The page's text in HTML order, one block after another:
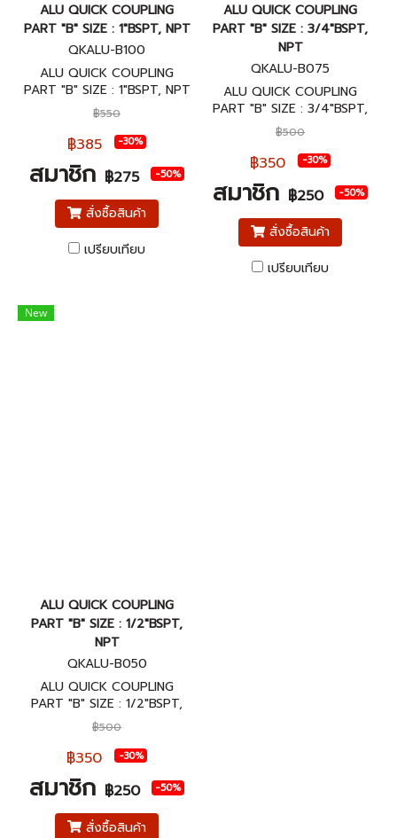
ALU QUICK COUPLING
PART "B" SIZE : 1"BSPT, NPT
QKALU-B100
ALU QUICK COUPLING
PART "B" SIZE : 1"BSPT, NPT
ข้อต่อสวมเร็วอลูมิเนียม พาส B
ขนาด 1"BSPT, NPT
฿550
฿385 -30%
สมาชิก ฿275 -50%
สั่งซื้อสินค้า
เปรียบเทียบ
ALU QUICK COUPLING
PART "B" SIZE : 3/4"BSPT,
NPT
QKALU-B075
ALU QUICK COUPLING
PART "B" SIZE : 3/4"BSPT,
NPT ข้อต่อสวมเร็วอลูมิเนียม
พาส B ขนาด 3/4"BSPT, NPT
฿500
฿350 -30%
สมาชิก ฿250 -50%
สั่งซื้อสินค้า
เปรียบเทียบ
New
ALU QUICK COUPLING
PART "B" SIZE : 1/2"BSPT,
NPT
QKALU-B050
ALU QUICK COUPLING
PART "B" SIZE : 1/2"BSPT,
NPT ข้อต่อสวมเร็วอลูมิเนียม
พาส B ขนาด 1/2"BSPT, NPT
฿500
฿350 -30%
สมาชิก ฿250 -50%
สั่งซื้อสินค้า